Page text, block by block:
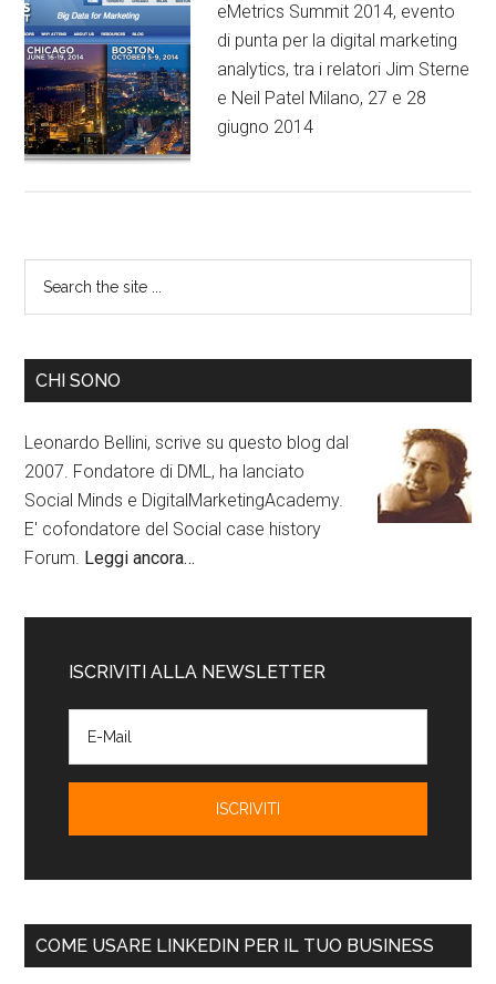
eMetrics Summit 2014, evento
di punta per la digital marketing
analytics, tra i relatori Jim Sterne
e Neil Patel Milano, 27 e 28
giugno 2014
CHI SONO
Leonardo Bellini, scrive su questo blog dal
2007. Fondatore di DML, ha lanciato
Social Minds e DigitalMarketingAcademy.
E' cofondatore del Social case history
Forum. Leggi ancora…
ISCRIVITI ALLA NEWSLETTER
COME USARE LINKEDIN PER IL TUO BUSINESS